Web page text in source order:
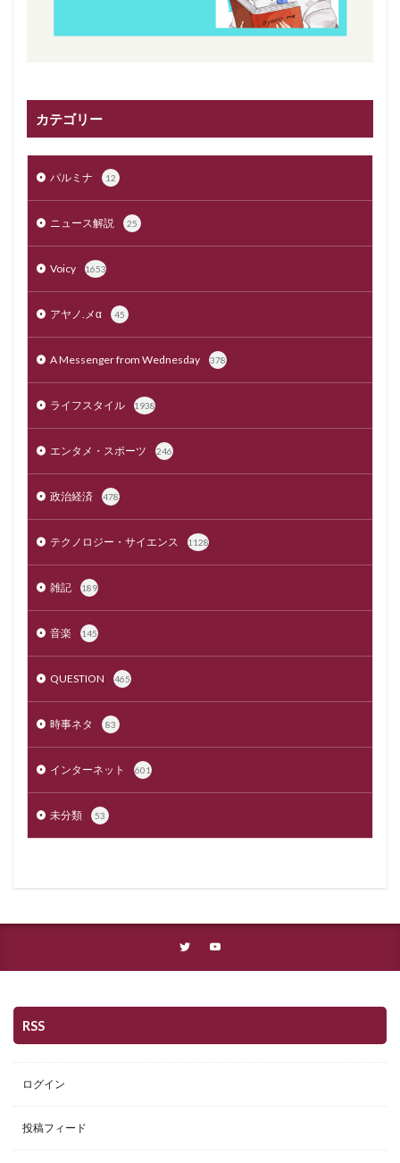
カテゴリー
パルミナ 12
ニュース解説 25
Voicy 1653
アヤノ.メα 45
A Messenger from Wednesday 378
ライフスタイル 1938
エンタメ・スポーツ 246
政治経済 478
テクノロジー・サイエンス 1128
雑記 189
音楽 145
QUESTION 465
時事ネタ 83
インターネット 601
未分類 53
RSS
ログイン
投稿フィード